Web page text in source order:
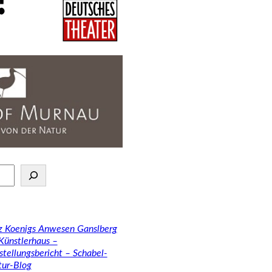
Koenigs Anwesen Ganslberg
–
– Schabel-
Blog